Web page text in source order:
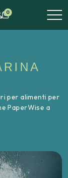
0
per alimenti per
PaperWise a